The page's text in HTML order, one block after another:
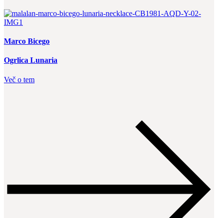
Marco Bicego
Ogrlica Lunaria
Več o tem